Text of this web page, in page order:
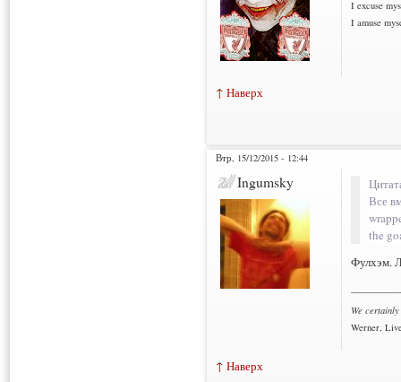
I excuse
I amuse
↑ Наверх
Втр, 15/12/2015 - 12:44
Ingumsky
Все
the
Фулхэм.
We
Werner,
↑ Наверх